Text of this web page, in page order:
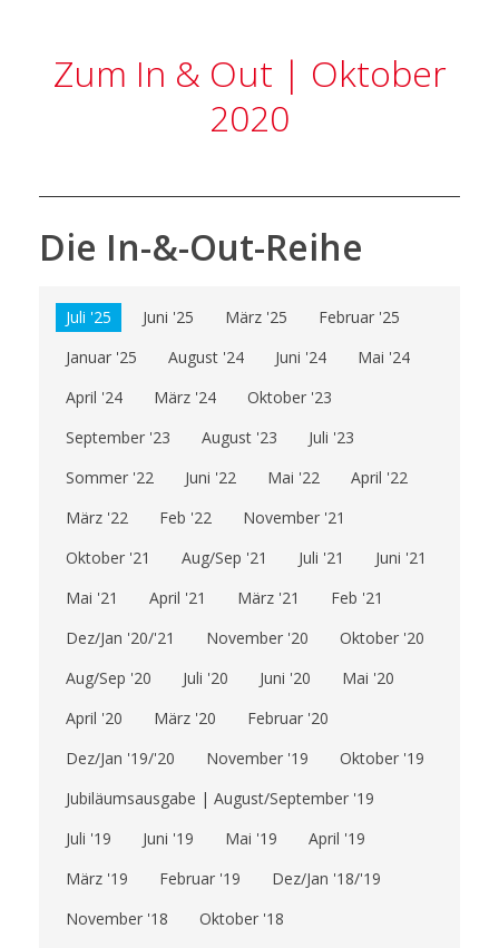
Zum In & Out | Oktober
2020
Die In-&-Out-Reihe
Juli '25 Juni '25 März '25
Februar '25
Januar '25
August '24 Juni '24
Mai '24
April '24
März '24
Oktober '23
September '23
August '23
Juli '23
Sommer '22
Juni '22 Mai '22
April '22
März '22
Feb '22
November '21
Oktober '21
Aug/Sep '21 Juli '21
Juni '21
Mai '21
April '21 März '21
Feb '21
Dez/Jan '20/'21
November '20
Oktober '20
Aug/Sep '20
Juli '20 Juni '20
Mai '20
April '20
März '20
Februar '20
Dez/Jan '19/'20
November '19
Oktober '19
Jubiläumsausgabe | August/September '19
Juli '19
Juni '19 Mai '19
April '19
März '19
Februar '19
Dez/Jan '18/'19
November '18
Oktober '18